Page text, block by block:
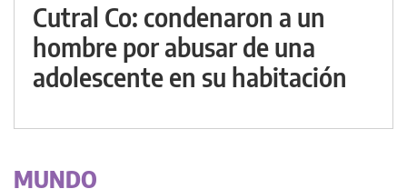
Cutral Co: condenaron a un
hombre por abusar de una
adolescente en su habitación
MUNDO